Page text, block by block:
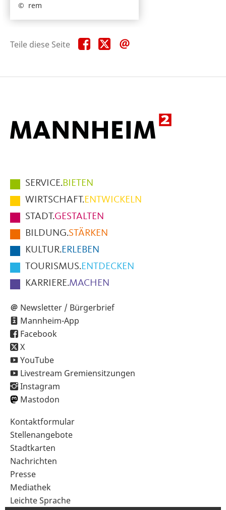
rem
Teile diese Seite Teile
diese
Teile
diese
Hauptmenüpunkte
im
Fußbereich
der
Seite
SERVICE.BIETEN
WIRTSCHAFT.ENTWICKELN
STADT.GESTALTEN
BILDUNG.STÄRKEN
KULTUR.ERLEBEN
TOURISMUS.ENTDECKEN
KARRIERE.MACHEN
Newsletter / Bürgerbrief
Mannheim-App
Facebook
X
YouTube
Livestream Gremiensitzungen
Instagram
Mastodon
Sekundärnavigation
im
Fußbereich
Kontaktformular
Stellenangebote
Stadtkarten
Nachrichten
Presse
Mediathek
Leichte Sprache